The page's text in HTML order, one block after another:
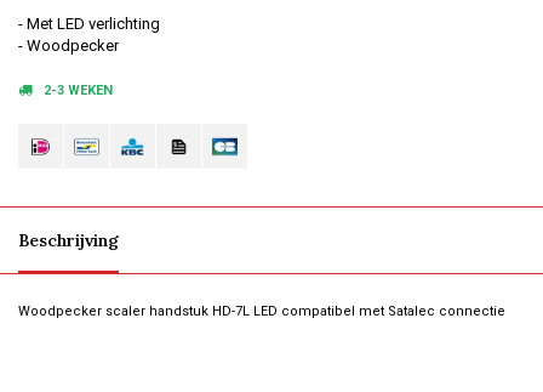
- Met LED verlichting
- Woodpecker
2-3 WEKEN
Beschrijving
Woodpecker scaler handstuk HD-7L LED compatibel met Satalec connectie